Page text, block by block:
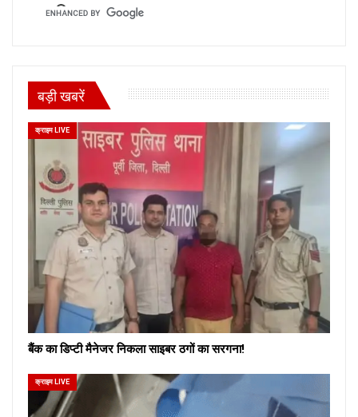
बड़ी खबरें
क्राइम LIVE
बैंक का डिप्टी मैनेजर निकला साइबर ठगों का सरगना!
क्राइम LIVE